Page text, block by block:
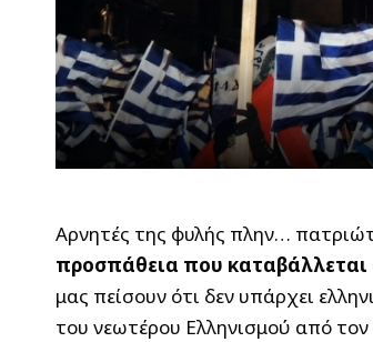
Αρνητές της φυλής πλην…
προσπάθεια που καταβάλλεται
μας πείσουν ότι δεν υπάρχει
του νεωτέρου Ελληνισμού από τον